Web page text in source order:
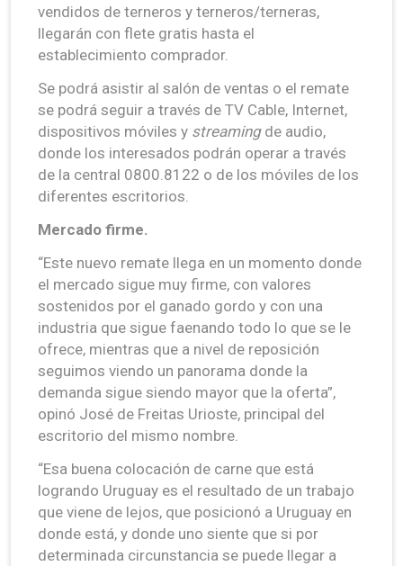
vendidos de terneros y terneros/terneras,
llegarán con flete gratis hasta el
establecimiento comprador.
Se podrá asistir al salón de ventas o el remate
se podrá seguir a través de TV Cable, Internet,
dispositivos móviles y streamingde audio,
donde los interesados podrán operar a través
de la central 0800.8122 o de los móviles de los
diferentes escritorios.
Mercado firme.
“Este nuevo remate llega en un momento donde
el mercado sigue muy firme, con valores
sostenidos por el ganado gordo y con una
industria que sigue faenando todo lo que se le
ofrece, mientras que a nivel de reposición
seguimos viendo un panorama donde la
demanda sigue siendo mayor que la oferta”,
opinó José de Freitas Urioste, principal del
escritorio del mismo nombre.
“Esa buena colocación de carne que está
logrando Uruguay es el resultado de un trabajo
que viene de lejos, que posicionó a Uruguay en
donde está, y donde uno siente que si por
determinada circunstancia se puede llegar a